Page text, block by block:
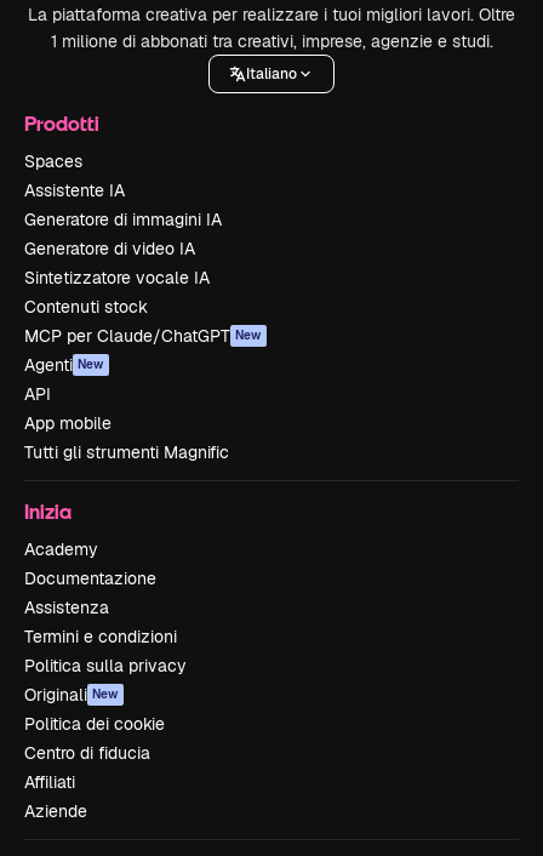
La piattaforma creativa per realizzare i tuoi migliori lavori. Oltre
1 milione di abbonati tra creativi, imprese, agenzie e studi.
Italiano
Prodotti
Spaces
Assistente IA
Generatore di immagini IA
Generatore di video IA
Sintetizzatore vocale IA
Contenuti stock
MCP per Claude/ChatGPT New
Agenti New
API
App mobile
Tutti gli strumenti Magnific
Inizia
Academy
Documentazione
Assistenza
Termini e condizioni
Politica sulla privacy
Originali New
Politica dei cookie
Centro di fiducia
Affiliati
Aziende